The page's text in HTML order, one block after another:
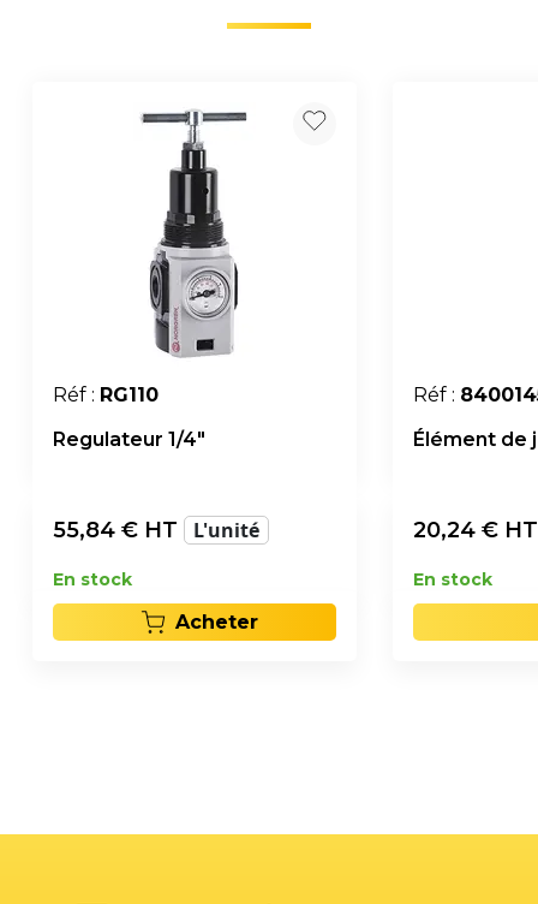
Réf : RG110
Regulateur 1/4"
55,84 € HT L'unité
En stock
Acheter
Réf :
Élément de
20,24 €
En stock